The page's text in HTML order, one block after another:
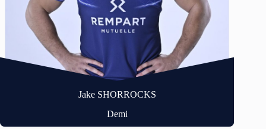
Jake SHORROCKS
Demi